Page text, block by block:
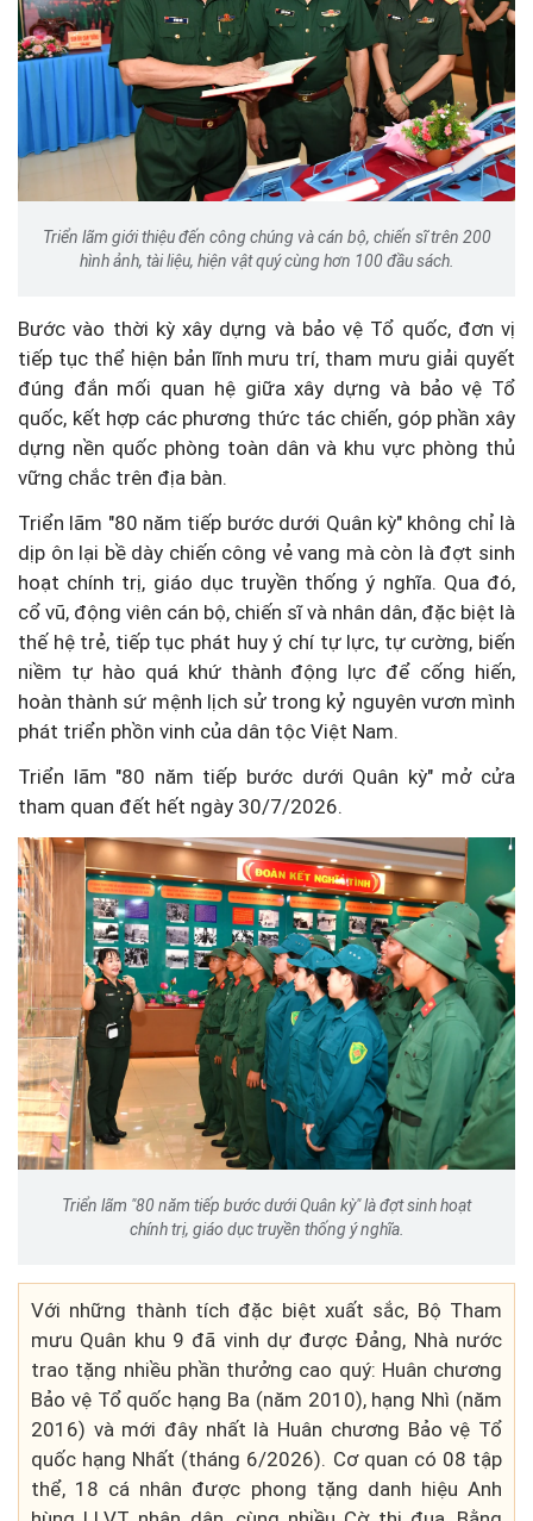
Triển lãm giới thiệu đến công chúng và cán bộ, chiến sĩ trên 200
hình ảnh, tài liệu, hiện vật quý cùng hơn 100 đầu sách.
Bước vào thời kỳ xây dựng và bảo vệ Tổ quốc, đơn vị
tiếp tục thể hiện bản lĩnh mưu trí, tham mưu giải quyết
đúng đắn mối quan hệ giữa xây dựng và bảo vệ Tổ
quốc, kết hợp các phương thức tác chiến, góp phần xây
dựng nền quốc phòng toàn dân và khu vực phòng thủ
vững chắc trên địa bàn.
Triển lãm "80 năm tiếp bước dưới Quân kỳ" không chỉ là
dịp ôn lại bề dày chiến công vẻ vang mà còn là đợt sinh
hoạt chính trị, giáo dục truyền thống ý nghĩa. Qua đó,
cổ vũ, động viên cán bộ, chiến sĩ và nhân dân, đặc biệt là
thế hệ trẻ, tiếp tục phát huy ý chí tự lực, tự cường, biến
niềm tự hào quá khứ thành động lực để cống hiến,
hoàn thành sứ mệnh lịch sử trong kỷ nguyên vươn mình
phát triển phồn vinh của dân tộc Việt Nam.
Triển lãm "80 năm tiếp bước dưới Quân kỳ" mở cửa
tham quan đết hết ngày 30/7/2026.
Triển lãm "80 năm tiếp bước dưới Quân kỳ" là đợt sinh hoạt
chính trị, giáo dục truyền thống ý nghĩa.
Với những thành tích đặc biệt xuất sắc, Bộ Tham
mưu Quân khu 9 đã vinh dự được Đảng, Nhà nước
trao tặng nhiều phần thưởng cao quý: Huân chương
Bảo vệ Tổ quốc hạng Ba (năm 2010), hạng Nhì (năm
2016) và mới đây nhất là Huân chương Bảo vệ Tổ
quốc hạng Nhất (tháng 6/2026). Cơ quan có 08 tập
thể, 18 cá nhân được phong tặng danh hiệu Anh